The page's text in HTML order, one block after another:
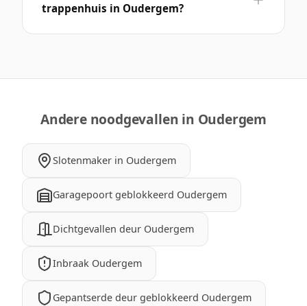
trappenhuis in Oudergem?
Andere noodgevallen in Oudergem
Slotenmaker in Oudergem
Garagepoort geblokkeerd Oudergem
Dichtgevallen deur Oudergem
Inbraak Oudergem
Gepantserde deur geblokkeerd Oudergem